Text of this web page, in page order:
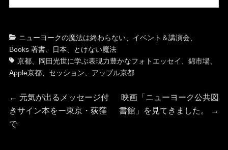
カ
テ
ゴ
リ
ニューヨークの魔法は終わらない、 イベント＆講演会、
Books 著書、 日本、 とけない魔法
京都、 岡田光世に学ぶ表現力豊かなフォトエッセイ、 錦市場、
Apple京都、 セッション、 アップル京都
投
稿
← 前
の
元気が出るメッセージ付
きサイン本をー東京・荻窪
で
次
の
映画「ニューヨーク公共図
書館」を見てきました。
→